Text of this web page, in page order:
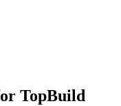
TopBuild